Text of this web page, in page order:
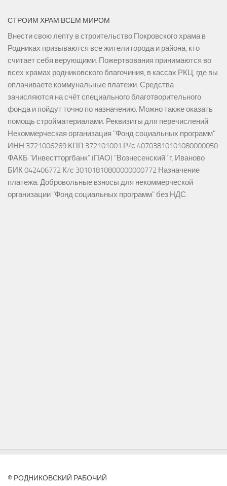
СТРОИМ ХРАМ ВСЕМ МИРОМ
Внести свою лепту в строительство Покровского храма в
Родниках призываются все жители города и района, кто
считает себя верующими. Пожертвования принимаются во
всех храмах родниковского благочиния, в кассах РКЦ, где вы
оплачиваете коммунальные платежи. Средства
зачисляются на счёт специального благотворительного
фонда и пойдут точно по назначению. Можно также оказать
помощь стройматериалами. Реквизиты для перечислений
Некоммерческая организация "Фонд социальных программ"
ИНН 3721006269 КПП 372101001 Р/с 40703810101080000050
ФАКБ "Инвестторгбанк" (ПАО) "Вознесенский" г. Иваново
БИК 042406772 К/с 30101810800000000772 Назначение
платежа: Добровольные взносы для некоммерческой
организации "Фонд социальных программ" без НДС.
© РОДНИКОВСКИЙ РАБОЧИЙ